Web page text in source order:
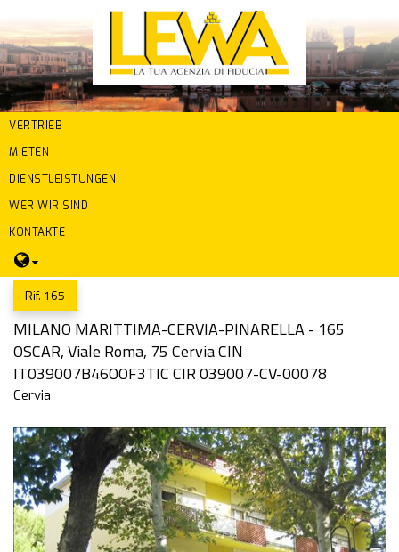
VERTRIEB
MIETEN
DIENSTLEISTUNGEN
WER WIR SIND
KONTAKTE
Rif. 165
MILANO MARITTIMA-CERVIA-PINARELLA - 165
OSCAR, Viale Roma, 75 Cervia CIN
IT039007B46OOF3TIC CIR 039007-CV-00078
Cervia
Previous Next